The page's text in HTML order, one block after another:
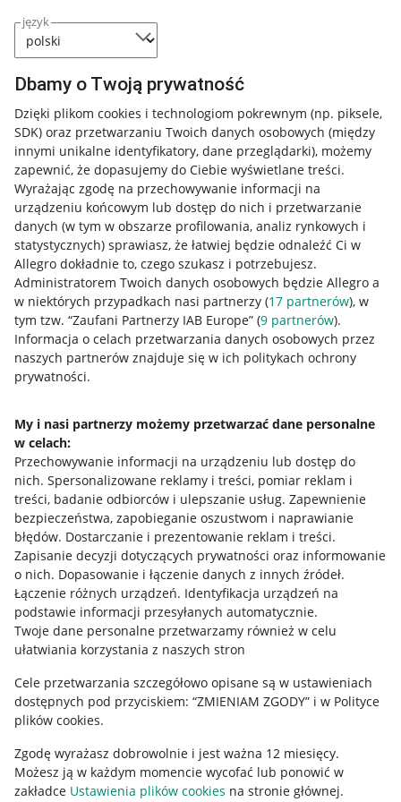
język
Dbamy o Twoją prywatność
Dzięki plikom cookies i technologiom pokrewnym (np. piksele,
SDK) oraz przetwarzaniu Twoich danych osobowych (między
innymi unikalne identyfikatory, dane przeglądarki), możemy
zapewnić, że dopasujemy do Ciebie wyświetlane treści.
Wyrażając zgodę na przechowywanie informacji na
urządzeniu końcowym lub dostęp do nich i przetwarzanie
danych (w tym w obszarze profilowania, analiz rynkowych i
statystycznych) sprawiasz, że łatwiej będzie odnaleźć Ci w
Allegro dokładnie to, czego szukasz i potrzebujesz.
Administratorem Twoich danych osobowych będzie Allegro a
w niektórych przypadkach nasi partnerzy (17 partnerów), w
tym tzw. “Zaufani Partnerzy IAB Europe” (9 partnerów).
Informacja o celach przetwarzania danych osobowych przez
naszych partnerów znajduje się w ich politykach ochrony
prywatności.
My i nasi partnerzy możemy przetwarzać dane personalne
w celach:
Przechowywanie informacji na urządzeniu lub dostęp do
nich. Spersonalizowane reklamy i treści, pomiar reklam i
treści, badanie odbiorców i ulepszanie usług. Zapewnienie
bezpieczeństwa, zapobieganie oszustwom i naprawianie
błędów. Dostarczanie i prezentowanie reklam i treści.
Zapisanie decyzji dotyczących prywatności oraz informowanie
o nich. Dopasowanie i łączenie danych z innych źródeł.
Łączenie różnych urządzeń. Identyfikacja urządzeń na
podstawie informacji przesyłanych automatycznie.
Twoje dane personalne przetwarzamy również w celu
ułatwiania korzystania z naszych stron
Cele przetwarzania szczegółowo opisane są w ustawieniach
dostępnych pod przyciskiem: “ZMIENIAM ZGODY” i w Polityce
plików cookies.
Zgodę wyrażasz dobrowolnie i jest ważna 12 miesięcy.
Możesz ją w każdym momencie wycofać lub ponowić w
zakładce Ustawienia plików cookies na stronie głównej.
Przydatne informacje
Jak to działa
Allegro Gadane dla sprzedających
Allegro Gadane dla kupujących
Mapa miejscowości
Informacje prawne
Regulamin
Polityka plików "cookies"
Ustawienia plików "cookies"
Udostępnianie lokalizacji
Informacje dla Aktu o Usługach Cyfrowych
Pobierz aplikację